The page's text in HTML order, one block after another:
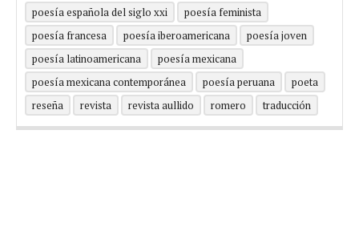
poesía española del siglo xxi
poesía feminista
poesía francesa
poesía iberoamericana
poesía joven
poesía latinoamericana
poesía mexicana
poesía mexicana contemporánea
poesía peruana
poeta
reseña
revista revista aullido romero traducción